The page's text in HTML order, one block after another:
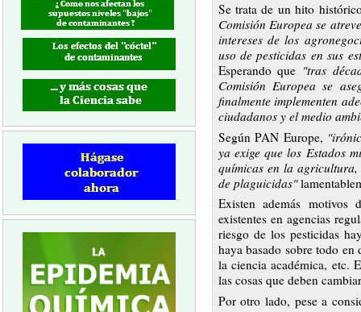
Se trata de un hito
Comisión Europea se
intereses de los
uso de pesticidas en sus
Esperando que "tras
Comisión Europea se
finalmente implementen
ciudadanos y el medio
Según PAN Europe,
ya exige que los Estados
químicas en la
de plaguicidas"
Existen además
existentes en agencias
riesgo de los pesticidas
haya basado sobre todo
la ciencia académica, etc.
las cosas que deben
Por otro lado, pese a